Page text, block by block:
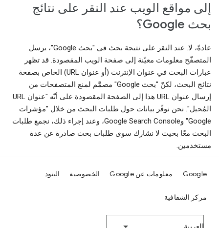
إلى مواقع الويب عند النقر على نتائج
بحث Google؟
عادةً، لا. عند النقر على نتيجة بحث في "بحث Google"، يرسل
المتصفّح معلومات معيّنة إلى صفحة الويب المقصودة. قد تظهر
عبارات البحث في عنوان الإنترنت (أو عنوان URL) الخاص بصفحة
نتائج البحث، لكنّ "بحث Google" مصمَّم لمنع المتصفحات من
إرسال عنوان URL هذا إلى الصفحة المقصودة على أنّه "عنوان URL
المُحيل". نحن نوفّر بيانات حول طلبات البحث من خلال "مؤشرات
Google" وGoogle Search Console، وعند إجراء ذلك، نجمع طلبات
البحث معًا بحيث لا نشارك سوى طلبات بحث صادرة عن عدة
مستخدمين.
Google معلومات عن Google الخصوصية البنود
مركز الشفافية